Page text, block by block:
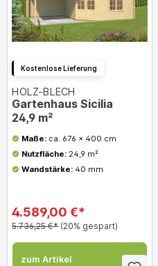
Kostenlose Lieferung
HOLZ-BLECH
Gartenhaus Sicilia
24,9 m²
Maße: ca. 676 x 400 cm
Nutzfläche: 24,9 m²
Wandstärke:40 mm
4.589,00 €*
5.736,25 €* (20% gespart)
zum Artikel